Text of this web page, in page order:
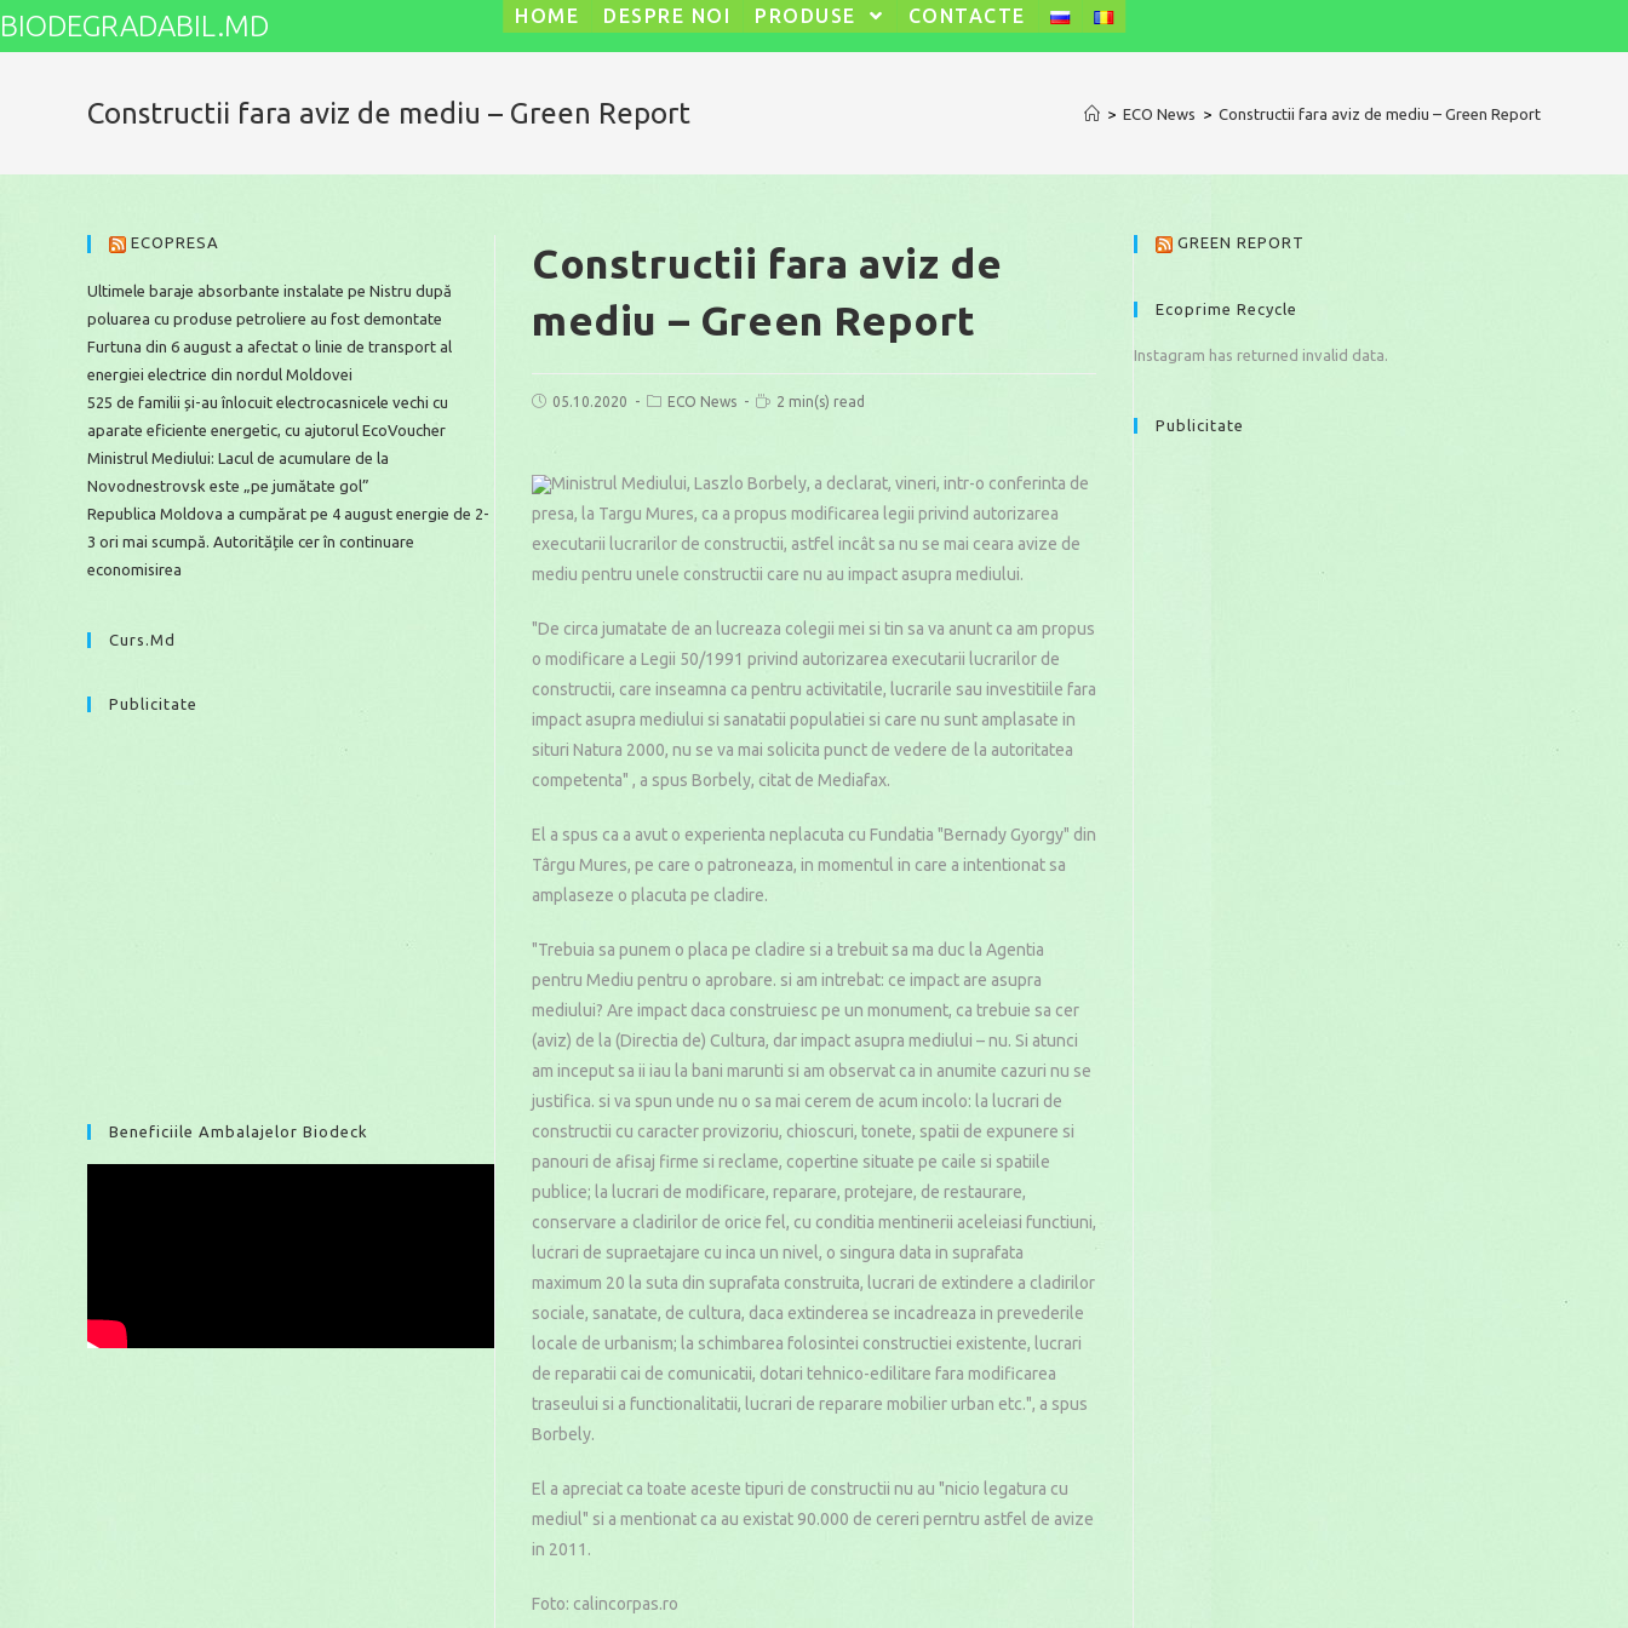
Skip
BIODEGRADABIL.MD HOME DESPRE NOI PRODUSE CONTACTE
Constructii fara aviz de mediu – Green Report > ECO News > Constructii fara aviz de mediu – Green Report
Constructii fara aviz de
mediu – Green Report
Post05.10.2020
PostECO News
Reading
2 min(s) read
Ministrul Mediului, Laszlo Borbely, a declarat, vineri, intr-o conferinta de
presa, la Targu Mures, ca a propus modificarea legii privind autorizarea
executarii lucrarilor de constructii, astfel incât sa nu se mai ceara avize de
mediu pentru unele constructii care nu au impact asupra mediului.
"De circa jumatate de an lucreaza colegii mei si tin sa va anunt ca am propus
o modificare a Legii 50/1991 privind autorizarea executarii lucrarilor de
constructii, care inseamna ca pentru activitatile, lucrarile sau investitiile fara
impact asupra mediului si sanatatii populatiei si care nu sunt amplasate in
situri Natura 2000, nu se va mai solicita punct de vedere de la autoritatea
competenta" , a spus Borbely, citat de Mediafax.
El a spus ca a avut o experienta neplacuta cu Fundatia "Bernady Gyorgy" din
Târgu Mures, pe care o patroneaza, in momentul in care a intentionat sa
amplaseze o placuta pe cladire.
"Trebuia sa punem o placa pe cladire si a trebuit sa ma duc la Agentia
pentru Mediu pentru o aprobare. si am intrebat: ce impact are asupra
mediului? Are impact daca construiesc pe un monument, ca trebuie sa cer
(aviz) de la (Directia de) Cultura, dar impact asupra mediului – nu. Si atunci
am inceput sa ii iau la bani marunti si am observat ca in anumite cazuri nu se
justifica. si va spun unde nu o sa mai cerem de acum incolo: la lucrari de
constructii cu caracter provizoriu, chioscuri, tonete, spatii de expunere si
panouri de afisaj firme si reclame, copertine situate pe caile si spatiile
publice; la lucrari de modificare, reparare, protejare, de restaurare,
conservare a cladirilor de orice fel, cu conditia mentinerii aceleiasi functiuni,
lucrari de supraetajare cu inca un nivel, o singura data in suprafata
maximum 20 la suta din suprafata construita, lucrari de extindere a cladirilor
sociale, sanatate, de cultura, daca extinderea se incadreaza in prevederile
locale de urbanism; la schimbarea folosintei constructiei existente, lucrari
de reparatii cai de comunicatii, dotari tehnico-edilitare fara modificarea
traseului si a functionalitatii, lucrari de reparare mobilier urban etc.", a spus
Borbely.
El a apreciat ca toate aceste tipuri de constructii nu au "nicio legatura cu
mediul" si a mentionat ca au existat 90.000 de cereri perntru astfel de avize
in 2011.
Foto: calincorpas.ro
ECOPRESA
Ultimele baraje absorbante instalate pe Nistru după
poluarea cu produse petroliere au fost demontate
Furtuna din 6 august a afectat o linie de transport al
energiei electrice din nordul Moldovei
525 de familii și-au înlocuit electrocasnicele vechi cu
aparate eficiente energetic, cu ajutorul EcoVoucher
Ministrul Mediului: Lacul de acumulare de la
Novodnestrovsk este „pe jumătate gol”
Republica Moldova a cumpărat pe 4 august energie de 2-
3 ori mai scumpă. Autoritățile cer în continuare
economisirea
Curs.md
Publicitate
Beneficiile Ambalajelor Biodeck
GREEN REPORT
Ecoprime Recycle
Instagram has returned invalid data.
Publicitate